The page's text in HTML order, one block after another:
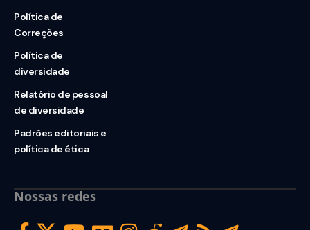
Política de
Correções
Política de
diversidade
Relatório de pessoal
de diversidade
Padrões editoriais e
política de ética
Nossas redes